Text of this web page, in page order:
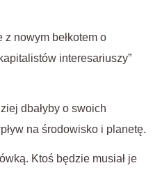
nowym bełkotem o
interesariuszy”
dbałyby o swoich
na środowisko i planetę.
Ktoś będzie musiał je